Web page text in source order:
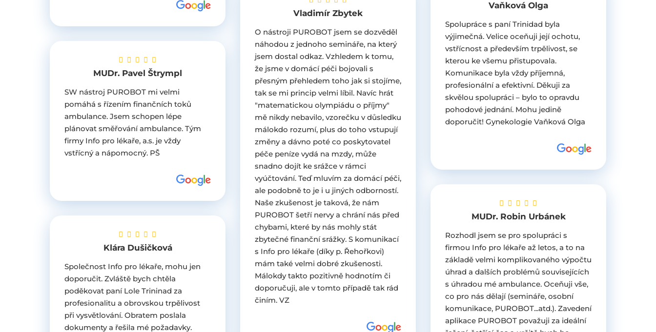
Vaňková Olga
Spolupráce s paní Trinidad byla
výjimečná. Velice oceňuji její ochotu,
vstřícnost a především trpělivost, se
kterou ke všemu přistupovala.
Komunikace byla vždy příjemná,
profesionální a efektivní. Děkuji za
skvělou spolupráci – bylo to opravdu
pohodové jednání. Mohu jedině
doporučit! Gynekologie Vaňková Olga
Vladimír Zbytek
O nástroji PUROBOT jsem se dozvěděl
náhodou z jednoho semináře, na který
jsem dostal odkaz. Vzhledem k tomu,
že jsme v domácí péči bojovali s
přesným přehledem toho jak si stojíme,
tak se mi princip velmi líbil. Navíc hrát
"matematickou olympiádu o příjmy"
mě nikdy nebavilo, vzorečku v důsledku
málokdo rozumí, plus do toho vstupují
změny a dávno poté co poskytovatel
péče peníze vydá na mzdy, může
snadno dojít ke srážce v rámci
vyúčtování. Teď mluvím za domácí péči,
ale podobně to je i u jiných odborností.
Naše zkušenost je taková, že nám
PUROBOT šetří nervy a chrání nás před
chybami, které by nás mohly stát
zbytečné finanční srážky. S komunikací
s Info pro lékaře (díky p. Řehořkovi)
mám také velmi dobré zkušenosti.
Málokdy takto pozitivně hodnotím či
doporučuji, ale v tomto případě tak rád
činím. VZ
MUDr. Pavel Štrympl
SW nástroj PUROBOT mi velmi
pomáhá s řízením finančních toků
ambulance. Jsem schopen lépe
plánovat směřování ambulance. Tým
firmy Info pro lékaře, a.s. je vždy
vstřícný a nápomocný. PŠ
MUDr. Robin Urbánek
Rozhodl jsem se pro spolupráci s
firmou Info pro lékaře až letos, a to na
základě velmi komplikovaného výpočtu
úhrad a dalších problémů souvisejících
s úhradou mé ambulance. Oceňuji vše,
co pro nás dělají (semináře, osobní
komunikace, PUROBOT...atd.). Zavedení
aplikace PUROBOT považuji za ideální
Klára Dušičková
Společnost Info pro lékaře, mohu jen
doporučit. Zvláště bych chtěla
poděkovat paní Lole Trininad za
profesionalitu a obrovskou trpělivost
při vysvětlování. Obratem poslala
dokumenty a řešila mé požadavky.